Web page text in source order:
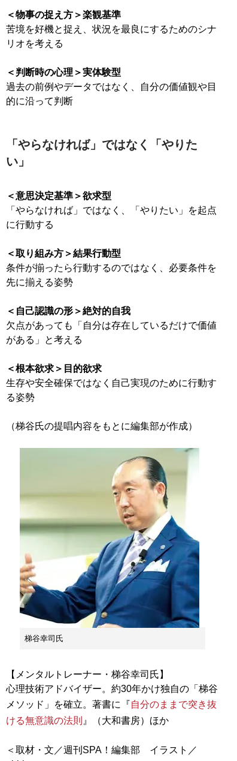
＜物事の捉え方＞楽観基準
苦境を好機と捉え、状況を最良にするためのシナ
リオを考える
＜判断時の心理＞実体験型
過去の前例やデータではなく、自分の価値観や目
的に沿って判断
「やらなければ」ではなく「やりた
い」
＜意思決定基準＞欲求型
「やらなければ」ではなく、「やりたい」を起点
に行動する
＜取り組み方＞結果行動型
条件が揃ったら行動するのではなく、必要条件を
先に揃える姿勢
＜自己認識の形＞絶対的自我
欠点があっても「自分は存在しているだけで価値
がある」と考える
＜根本欲求＞目的欲求
生存や安全確保ではなく自己実現のために行動す
る姿勢
（梯谷氏の提唱内容をもとに編集部が作成）
梯谷幸司氏
【メンタルトレーナー・梯谷幸司氏】
心理技術アドバイザー。約30年かけ独自の「梯谷
メソッド」を確立。著書に『自分のままで突き抜
ける無意識の法則 』（大和書房）ほか
＜取材・文／週刊SPA！編集部 イラスト／